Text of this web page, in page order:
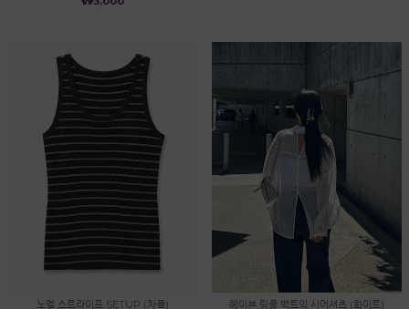
노엘 스트라이프 SETUP (차콜)
헤이븐 링클 백트임 시어셔츠 (화이트)